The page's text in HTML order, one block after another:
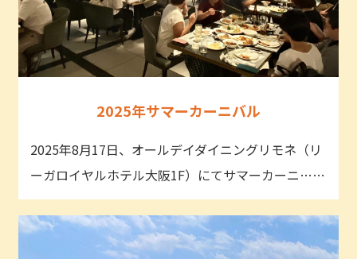
2025年サマーカーニバル
2025年8月17日、オールデイダイニングリモネ（リ
ーガロイヤルホテル大阪1F）にてサマーカーニ……